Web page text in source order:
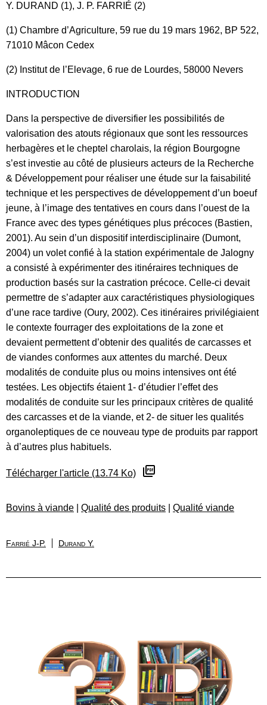
Y. DURAND (1), J. P. FARRIÉ (2)
(1) Chambre d’Agriculture, 59 rue du 19 mars 1962, BP 522,
71010 Mâcon Cedex
(2) Institut de l’Elevage, 6 rue de Lourdes, 58000 Nevers
INTRODUCTION
Dans la perspective de diversifier les possibilités de
valorisation des atouts régionaux que sont les ressources
herbagères et le cheptel charolais, la région Bourgogne
s’est investie au côté de plusieurs acteurs de la Recherche
& Développement pour réaliser une étude sur la faisabilité
technique et les perspectives de développement d’un boeuf
jeune, à l’image des tentatives en cours dans l’ouest de la
France avec des types génétiques plus précoces (Bastien,
2001). Au sein d’un dispositif interdisciplinaire (Dumont,
2004) un volet confié à la station expérimentale de Jalogny
a consisté à expérimenter des itinéraires techniques de
production basés sur la castration précoce. Celle-ci devait
permettre de s’adapter aux caractéristiques physiologiques
d’une race tardive (Oury, 2002). Ces itinéraires privilégiaient
le contexte fourrager des exploitations de la zone et
devaient permettent d’obtenir des qualités de carcasses et
de viandes conformes aux attentes du marché. Deux
modalités de conduite plus ou moins intensives ont été
testées. Les objectifs étaient 1- d’étudier l’effet des
modalités de conduite sur les principaux critères de qualité
des carcasses et de la viande, et 2- de situer les qualités
organoleptiques de ce nouveau type de produits par rapport
à d’autres plus habituels.
Télécharger l'article (13.74 Ko)
Bovins à viande Qualité des produits Qualité viande
Farrié J-P. Durand Y.